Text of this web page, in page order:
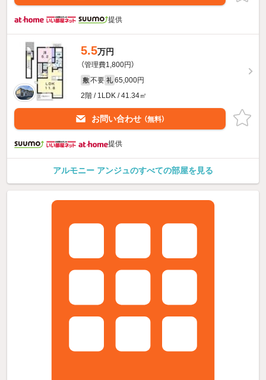
提供
5.5万円
（管理費1,800円）
敷 不要 礼 65,000円
2階 / 1LDK / 41.34㎡
お問い合わせ （無料）
提供
アルモニー アンジュのすべての部屋を見る